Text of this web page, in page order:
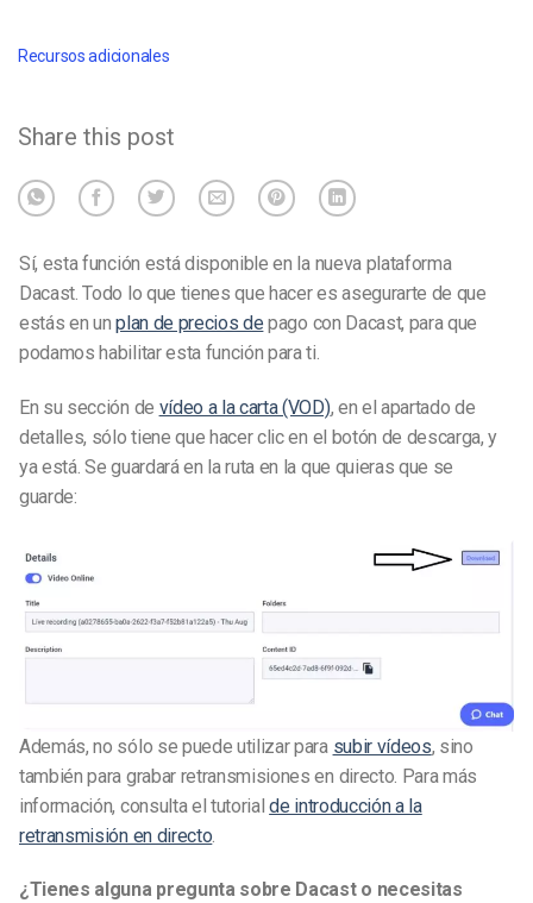
Recursos adicionales
Share this post
Sí, esta función está disponible en la nueva plataforma
Dacast. Todo lo que tienes que hacer es asegurarte de que
estás en unplan de precios de pago con Dacast, para que
podamos habilitar esta función para ti.
En su sección de vídeo a la carta (VOD), en el apartado de
detalles, sólo tiene que hacer clic en el botón de descarga, y
ya está. Se guardará en la ruta en la que quieras que se
guarde:
Además, no sólo se puede utilizar para subir vídeos, sino
también para grabar retransmisiones en directo. Para más
información, consulta el tutorialde introducción a la
retransmisión en directo
¿Tienes alguna pregunta sobre Dacast o necesitas